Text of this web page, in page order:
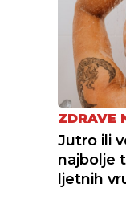
ZDRAVE
Jutro ili
najbolje
ljetnih